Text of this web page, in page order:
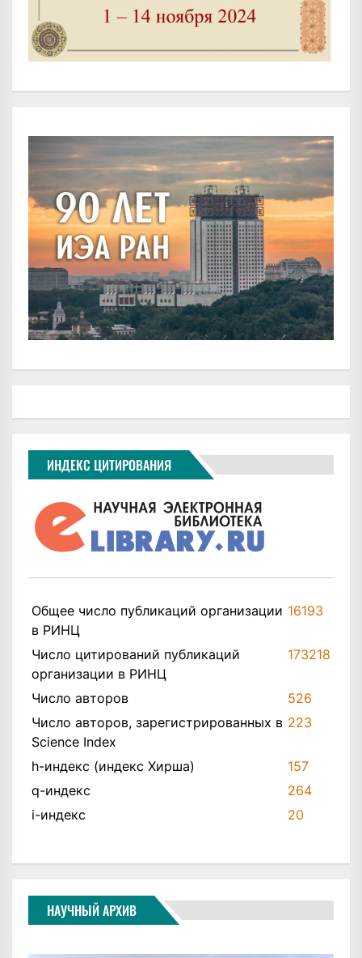
ИНДЕКС ЦИТИРОВАНИЯ
Общее число публикаций организации
в РИНЦ
16193
Число цитирований публикаций
организации в РИНЦ
173218
Число авторов
526
Число авторов, зарегистрированных в
Science Index
223
h-индекс (индекс Хирша)
157
q-индекс
264
i-индекс
20
НАУЧНЫЙ АРХИВ